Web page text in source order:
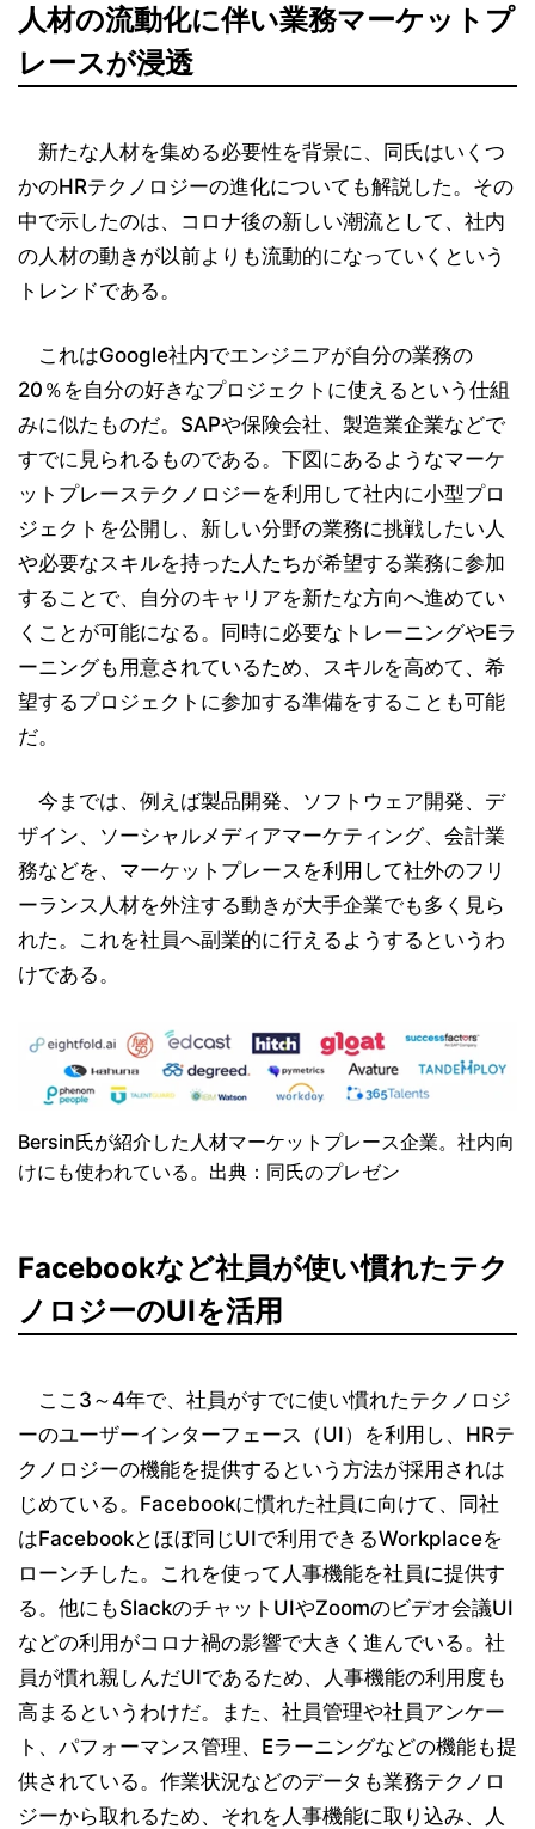
人材の流動化に伴い業務マーケットプ
レースが浸透
新たな人材を集める必要性を背景に、同氏はいくつ
かのHRテクノロジーの進化についても解説した。その
中で示したのは、コロナ後の新しい潮流として、社内
の人材の動きが以前よりも流動的になっていくという
トレンドである。
これはGoogle社内でエンジニアが自分の業務の
20％を自分の好きなプロジェクトに使えるという仕組
みに似たものだ。SAPや保険会社、製造業企業などで
すでに見られるものである。下図にあるようなマーケ
ットプレーステクノロジーを利用して社内に小型プロ
ジェクトを公開し、新しい分野の業務に挑戦したい人
や必要なスキルを持った人たちが希望する業務に参加
することで、自分のキャリアを新たな方向へ進めてい
くことが可能になる。同時に必要なトレーニングやEラ
ーニングも用意されているため、スキルを高めて、希
望するプロジェクトに参加する準備をすることも可能
だ。
今までは、例えば製品開発、ソフトウェア開発、デ
ザイン、ソーシャルメディアマーケティング、会計業
務などを、マーケットプレースを利用して社外のフリ
ーランス人材を外注する動きが大手企業でも多く見ら
れた。これを社員へ副業的に行えるようするというわ
けである。
Bersin氏が紹介した人材マーケットプレース企業。社内向
けにも使われている。出典：同氏のプレゼン
Facebookなど社員が使い慣れたテク
ノロジーのUIを活用
ここ3～4年で、社員がすでに使い慣れたテクノロジ
ーのユーザーインターフェース（UI）を利用し、HRテ
クノロジーの機能を提供するという方法が採用されは
じめている。Facebookに慣れた社員に向けて、同社
はFacebookとほぼ同じUIで利用できるWorkplaceを
ローンチした。これを使って人事機能を社員に提供す
る。他にもSlackのチャットUIやZoomのビデオ会議UI
などの利用がコロナ禍の影響で大きく進んでいる。社
員が慣れ親しんだUIであるため、人事機能の利用度も
高まるというわけだ。また、社員管理や社員アンケー
ト、パフォーマンス管理、Eラーニングなどの機能も提
供されている。作業状況などのデータも業務テクノロ
ジーから取れるため、それを人事機能に取り込み、人